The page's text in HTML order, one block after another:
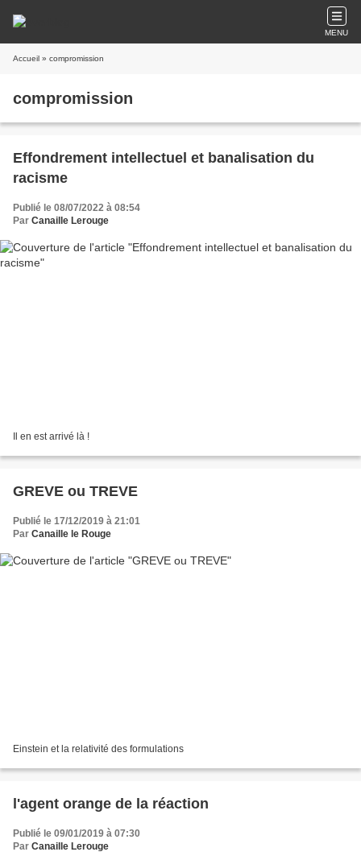
MENU
Accueil » compromission
compromission
Effondrement intellectuel et banalisation du
racisme
Publié le 08/07/2022 à 08:54
Par Canaille Lerouge
Il en est arrivé là !
GREVE ou TREVE
Publié le 17/12/2019 à 21:01
Par Canaille le Rouge
Einstein et la relativité des formulations
l'agent orange de la réaction
Publié le 09/01/2019 à 07:30
Par Canaille Lerouge